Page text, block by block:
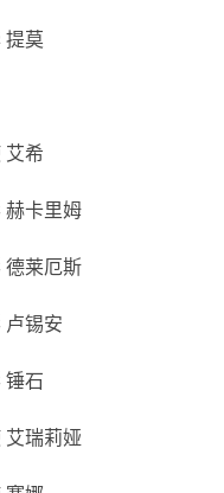
提莫
艾希
赫卡里姆
德莱厄斯
卢锡安
锤石
艾瑞莉娅